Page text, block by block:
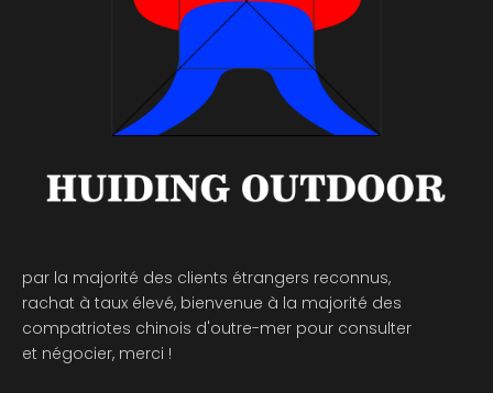
par la majorité des clients étrangers reconnus,
rachat à taux élevé, bienvenue à la majorité des
compatriotes chinois d'outre-mer pour consulter
et négocier, merci !